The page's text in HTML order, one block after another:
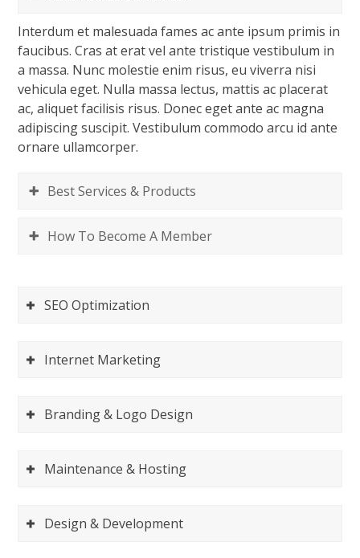
Interdum et malesuada fames ac ante ipsum primis in
faucibus. Cras at erat vel ante tristique vestibulum in
a massa. Nunc molestie enim risus, eu viverra nisi
vehicula eget. Nulla massa lectus, mattis ac placerat
ac, aliquet facilisis risus. Donec eget ante ac magna
adipiscing suscipit. Vestibulum commodo arcu id ante
ornare ullamcorper.
Best Services & Products
How To Become A Member
SEO Optimization
Internet Marketing
Branding & Logo Design
Maintenance & Hosting
Design & Development